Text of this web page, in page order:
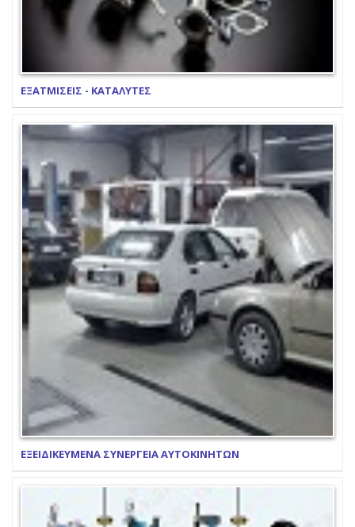
ΕΞΑΤΜΙΣΕΙΣ - ΚΑΤΑΛΥΤΕΣ
ΕΞΕΙΔΙΚΕΥΜΕΝΑ ΣΥΝΕΡΓΕΙΑ ΑΥΤΟΚΙΝΗΤΩΝ